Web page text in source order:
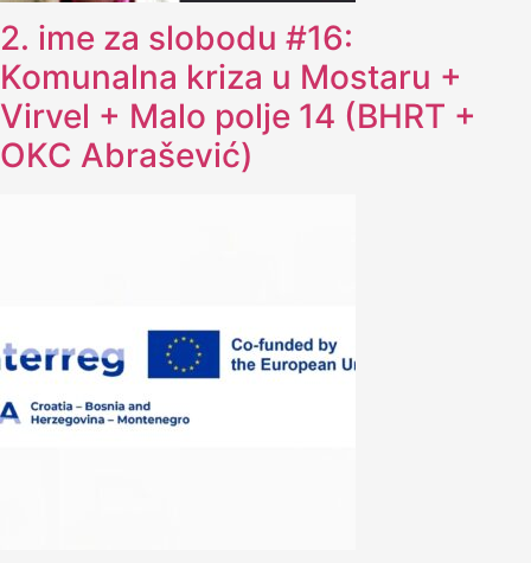
2. ime za slobodu #16:
Komunalna kriza u Mostaru +
Virvel + Malo polje 14 (BHRT +
OKC Abrašević)